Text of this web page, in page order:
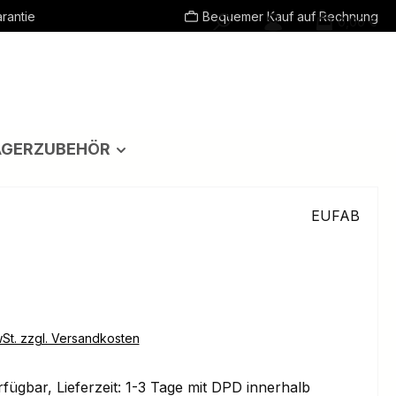
Bequemer Kauf auf Rechnung
0,00 €
EUFAB
zzgl. Versandkosten
Lieferzeit: 1-3 Tage mit DPD innerhalb